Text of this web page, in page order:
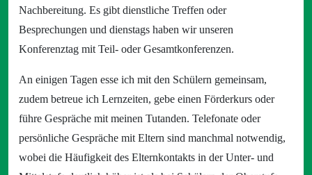
Nachbereitung. Es gibt dienstliche Treffen oder
Besprechungen und dienstags haben wir unseren
Konferenztag mit Teil- oder Gesamtkonferenzen.
An einigen Tagen esse ich mit den Schülern gemeinsam,
zudem betreue ich Lernzeiten, gebe einen Förderkurs oder
führe Gespräche mit meinen Tutanden. Telefonate oder
persönliche Gespräche mit Eltern sind manchmal notwendig,
wobei die Häufigkeit des Elternkontakts in der Unter- und